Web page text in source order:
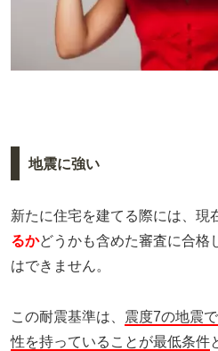
地震に強い
新たに住宅を建てる際には、現
るかどうかも含めた審査に合格
はできません。
この耐震基準は、 震度7の地震
性を持っていることが最低条件